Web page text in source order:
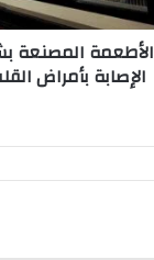
الأطعمة المصنعة
الإصابة بأمراض